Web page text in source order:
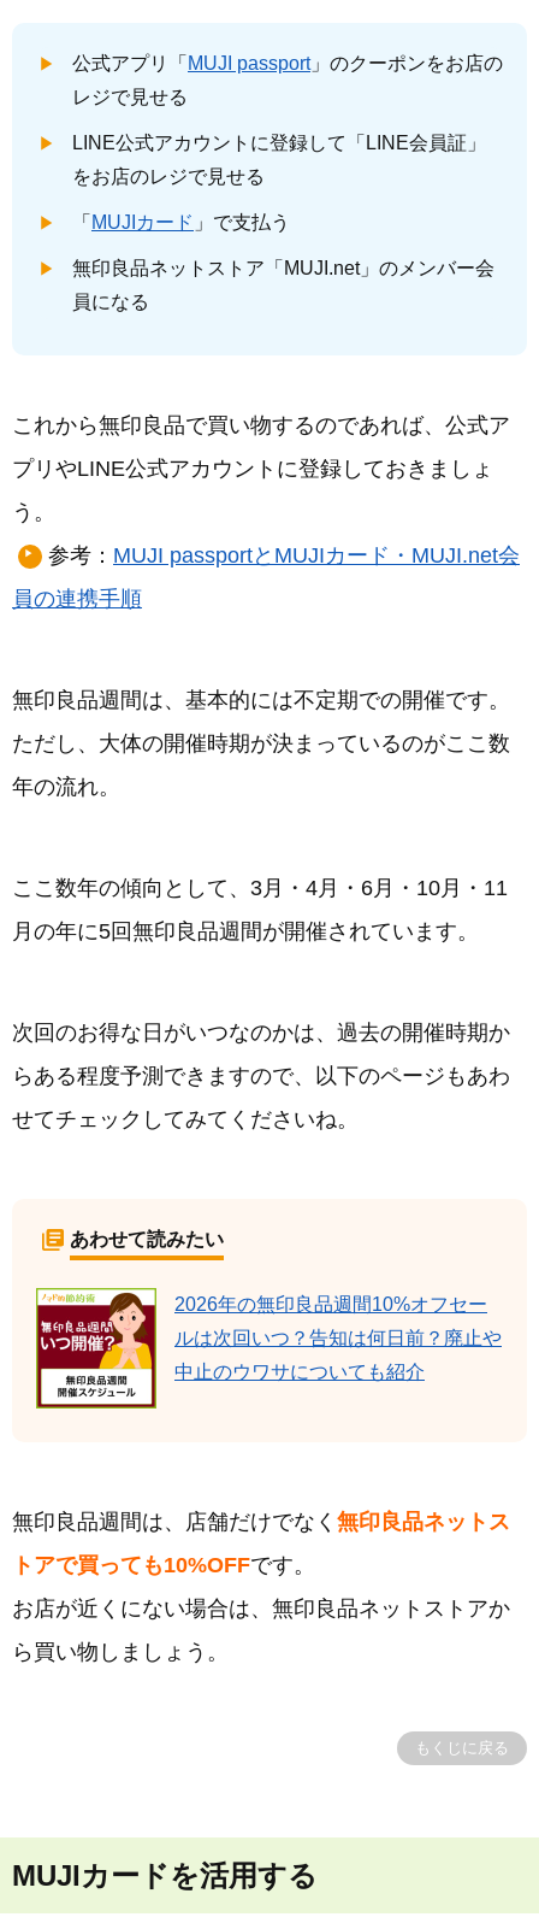
公式アプリ「 MUJI passport」のクーポンをお店の
レジで見せる
LINE公式アカウントに登録して「LINE会員証」
をお店のレジで見せる
「 MUJIカード 」で支払う
無印良品ネットストア「MUJI.net」のメンバー会
員になる
これから無印良品で買い物するのであれば、公式ア
プリやLINE公式アカウントに登録しておきましょ
う。
参考： MUJI passportとMUJIカード・MUJI.net会
員の連携手順
無印良品週間は、基本的には不定期での開催です。
ただし、大体の開催時期が決まっているのがここ数
年の流れ。
ここ数年の傾向として、3月・4月・6月・10月・11
月の年に5回無印良品週間が開催されています。
次回のお得な日がいつなのかは、過去の開催時期か
らある程度予測できますので、以下のページもあわ
せてチェックしてみてくださいね。
あわせて読みたい
2026年の無印良品週間10%オフセー
ルは次回いつ？告知は何日前？廃止や
中止のウワサについても紹介
無印良品週間は、店舗だけでなく 無印良品ネットス
トアで買っても10%OFFです。
お店が近くにない場合は、無印良品ネットストアか
ら買い物しましょう。
もくじに戻る
MUJIカードを活用する